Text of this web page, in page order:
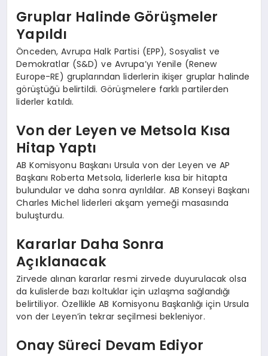
Gruplar Halinde Görüşmeler
Yapıldı
Önceden, Avrupa Halk Partisi (EPP), Sosyalist ve
Demokratlar (S&D) ve Avrupa’yı Yenile (Renew
Europe-RE) gruplarından liderlerin ikişer gruplar halinde
görüştüğü belirtildi. Görüşmelere farklı partilerden
liderler katıldı.
Von der Leyen ve Metsola Kısa
Hitap Yaptı
AB Komisyonu Başkanı Ursula von der Leyen ve AP
Başkanı Roberta Metsola, liderlerle kısa bir hitapta
bulundular ve daha sonra ayrıldılar. AB Konseyi Başkanı
Charles Michel liderleri akşam yemeği masasında
buluşturdu.
Kararlar Daha Sonra
Açıklanacak
Zirvede alınan kararlar resmi zirvede duyurulacak olsa
da kulislerde bazı koltuklar için uzlaşma sağlandığı
belirtiliyor. Özellikle AB Komisyonu Başkanlığı için Ursula
von der Leyen’in tekrar seçilmesi bekleniyor.
Onay Süreci Devam Ediyor